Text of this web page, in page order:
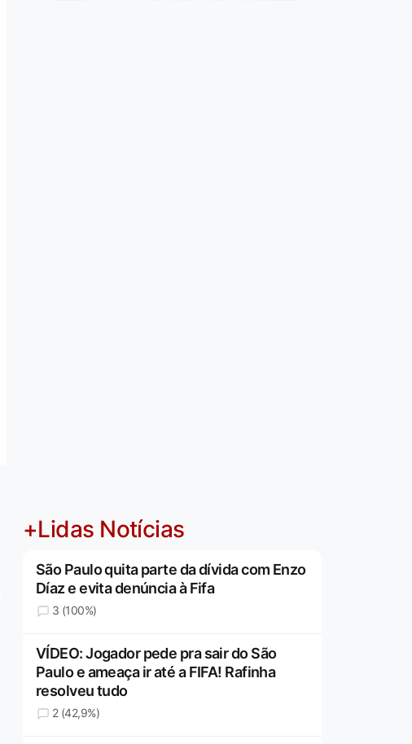
+Lidas Notícias
São Paulo quita parte da dívida com Enzo
Díaz e evita denúncia à Fifa
3 (100%)
VÍDEO: Jogador pede pra sair do São
Paulo e ameaça ir até a FIFA! Rafinha
resolveu tudo
2 (42,9%)